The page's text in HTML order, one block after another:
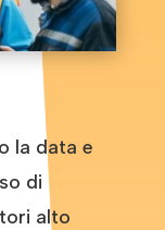
la data e
di
alto